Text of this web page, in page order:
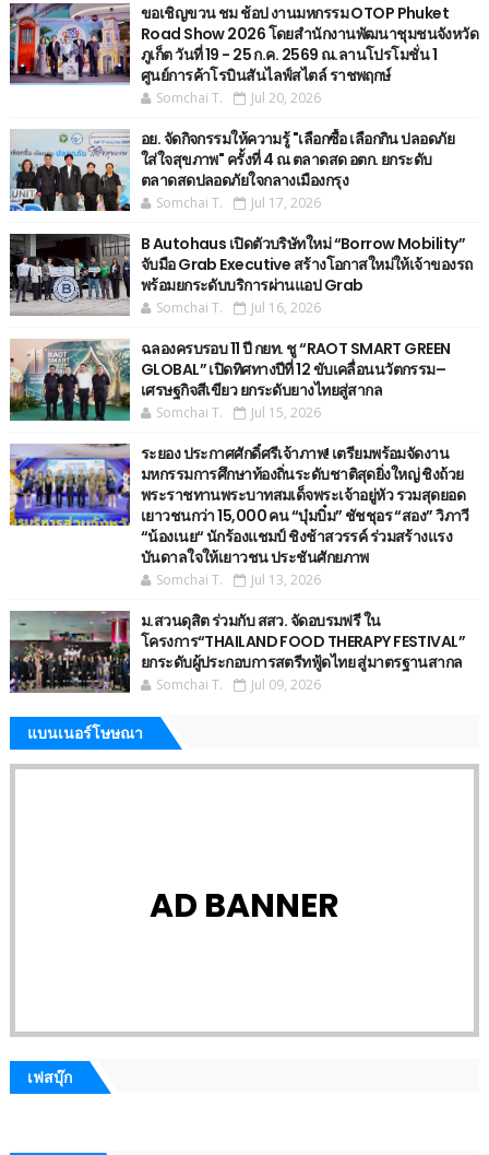
ขอเชิญขวน ชม ช้อป งานมหกรรม OTOP Phuket
Road Show 2026 โดยสำนักงานพัฒนาชุมชนจังหวัด
ภูเก็ต วันที่ 19 - 25 ก.ค. 2569 ณ.ลานโปรโมชั่น 1
ศูนย์การค้าโรบินสันไลฟ์สไตล์ ราชพฤกษ์
Somchai T. Jul 20, 2026
อย. จัดกิจกรรมให้ความรู้ "เลือกซื้อ เลือกกิน ปลอดภัย
ใส่ใจสุขภาพ" ครั้งที่ 4 ณ ตลาดสด อตก. ยกระดับ
ตลาดสดปลอดภัยใจกลางเมืองกรุง
Somchai T. Jul 17, 2026
B Autohaus เปิดตัวบริษัทใหม่ “Borrow Mobility”
จับมือ Grab Executive สร้างโอกาสใหม่ให้เจ้าของรถ
พร้อมยกระดับบริการผ่านแอป Grab
Somchai T. Jul 16, 2026
ฉลองครบรอบ 11 ปี กยท. ชู “RAOT SMART GREEN
GLOBAL” เปิดทิศทางปีที่ 12 ขับเคลื่อนนวัตกรรม–
เศรษฐกิจสีเขียว ยกระดับยางไทยสู่สากล
Somchai T. Jul 15, 2026
ระยอง ประกาศศักดิ์ศรีเจ้าภาพ! เตรียมพร้อมจัดงาน
มหกรรมการศึกษาท้องถิ่นระดับชาติสุดยิ่งใหญ่ ชิงถ้วย
พระราชทานพระบาทสมเด็จพระเจ้าอยู่หัว รวมสุดยอด
เยาวชนกว่า 15,000 คน “บุ๋มบิ๋ม” ชัชชุอร “สอง” วิภาวี
“น้องเนย“ นักร้องแชมป์ ชิงช้าสวรรค์ ร่วมสร้างแรง
บันดาลใจให้เยาวชน ประชันศักยภาพ
Somchai T. Jul 13, 2026
ม.สวนดุสิต ร่วมกับ สสว. จัดอบรมฟรี ใน
โครงการ“THAILAND FOOD THERAPY FESTIVAL”
ยกระดับผู้ประกอบการสตรีทฟู้ดไทย สู่มาตรฐานสากล
Somchai T. Jul 09, 2026
แบนเนอร์โษษณา
AD BANNER
เฟสบุ๊ก